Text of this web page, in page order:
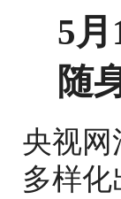
5
随
央视网
多样